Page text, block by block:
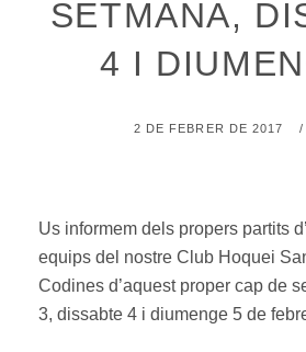
SETMANA,
4 I
POSTED
2 DE FEBRER DE 2017
Us informem dels propers partits
equips del nostre Club Hoquei
Codines d’aquest proper cap de
3, dissabte 4 i diumenge 5 de